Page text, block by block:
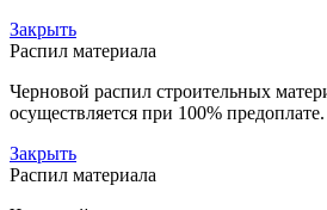
Закрыть
Распил материала
Черновой распил строительных
осуществляется при 100% предоплате.
Закрыть
Распил материала